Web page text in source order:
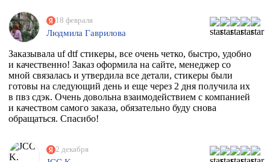
18 февраля
Людмила Гаврилова
Заказывала uf dtf стикеры, все очень четко, быстро, удобно
и качественно! Заказ оформила на сайте, менеджер со
мной связалась и утвердила все детали, стикеры были
готовы на следующий день и еще через 2 дня получила их
в пвз сдэк. Очень довольна взаимодействием с компанией
и качеством самого заказа, обязательно буду снова
обращаться. Спасибо!
2 декабря